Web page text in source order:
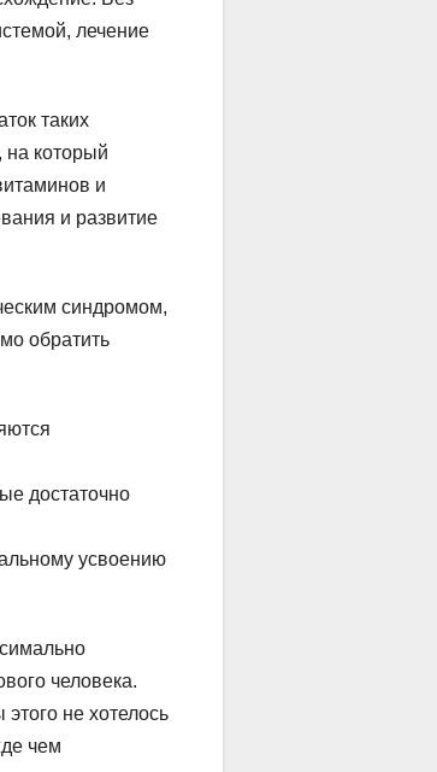
лечение
таких
на который
и
и развитие
синдромом,
обратить
достаточно
усвоению
человека.
не хотелось
чем